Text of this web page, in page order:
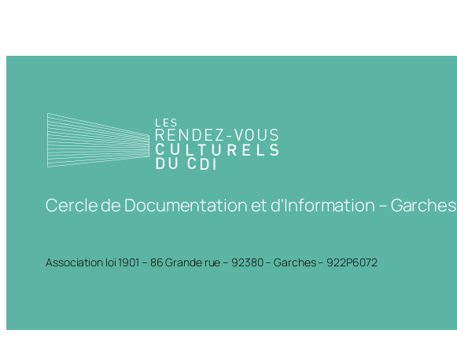
Cercle de Documentation et d'Information – Garches
Association loi 1901 – 86 Grande rue – 92380 – Garches – 922P6072